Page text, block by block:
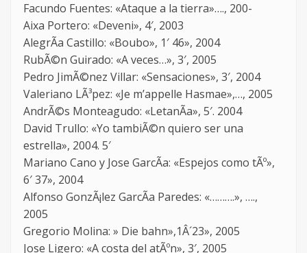
Facundo Fuentes: «Ataque a la tierra»…., 200-
Aixa Portero: «Deveni», 4′, 2003
AlegrÃ­a Castillo: «Boubo», 1′ 46», 2004
RubÃ©n Guirado: «A veces…», 3′, 2005
Pedro JimÃ©nez Villar: «Sensaciones», 3′, 2004
Valeriano LÃ³pez: «Je m’appelle Hasmae»,…, 2005
AndrÃ©s Monteagudo: «LetanÃ­a», 5′. 2004
David Trullo: «Yo tambiÃ©n quiero ser una
estrella», 2004. 5′
Mariano Cano y Jose GarcÃ­a: «Espejos como tÃº»,
6′ 37», 2004
Alfonso GonzÃ¡lez GarcÃ­a Paredes: «……….», ….,
2005
Gregorio Molina: » Die bahn»,1Â´23», 2005
Jose Ligero: «A costa del atÃºn», 3′, 2005